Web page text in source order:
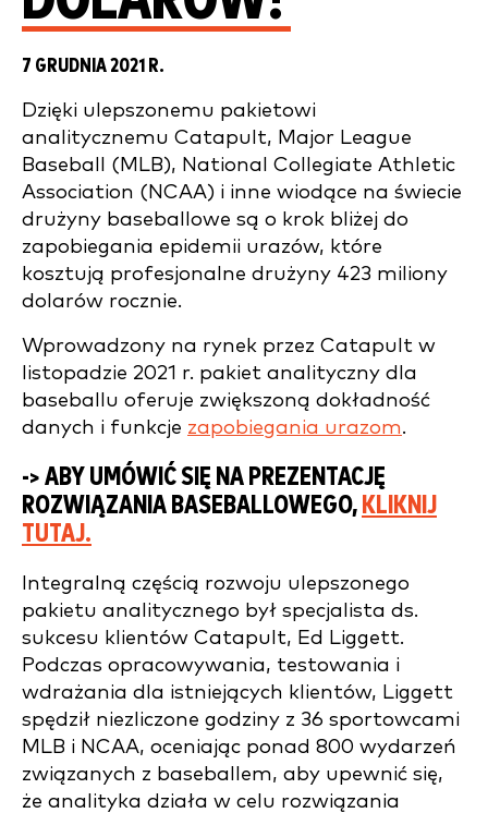
7 GRUDNIA 2021 R.
Dzięki ulepszonemu pakietowi
analitycznemu Catapult, Major League
Baseball (MLB), National Collegiate Athletic
Association (NCAA) i inne wiodące na świecie
drużyny baseballowe są o krok bliżej do
zapobiegania epidemii urazów, które
kosztują profesjonalne drużyny 423 miliony
dolarów rocznie.
Wprowadzony na rynek przez Catapult w
listopadzie 2021 r. pakiet analityczny dla
baseballu oferuje zwiększoną dokładność
danych i funkcje zapobiegania urazom.
-> ABY UMÓWIĆ SIĘ NA PREZENTACJĘ
ROZWIĄZANIA BASEBALLOWEGO, KLIKNIJ
TUTAJ.
Integralną częścią rozwoju ulepszonego
pakietu analitycznego był specjalista ds.
sukcesu klientów Catapult, Ed Liggett.
Podczas opracowywania, testowania i
wdrażania dla istniejących klientów, Liggett
spędził niezliczone godziny z 36 sportowcami
MLB i NCAA, oceniając ponad 800 wydarzeń
związanych z baseballem, aby upewnić się,
że analityka działa w celu rozwiązania